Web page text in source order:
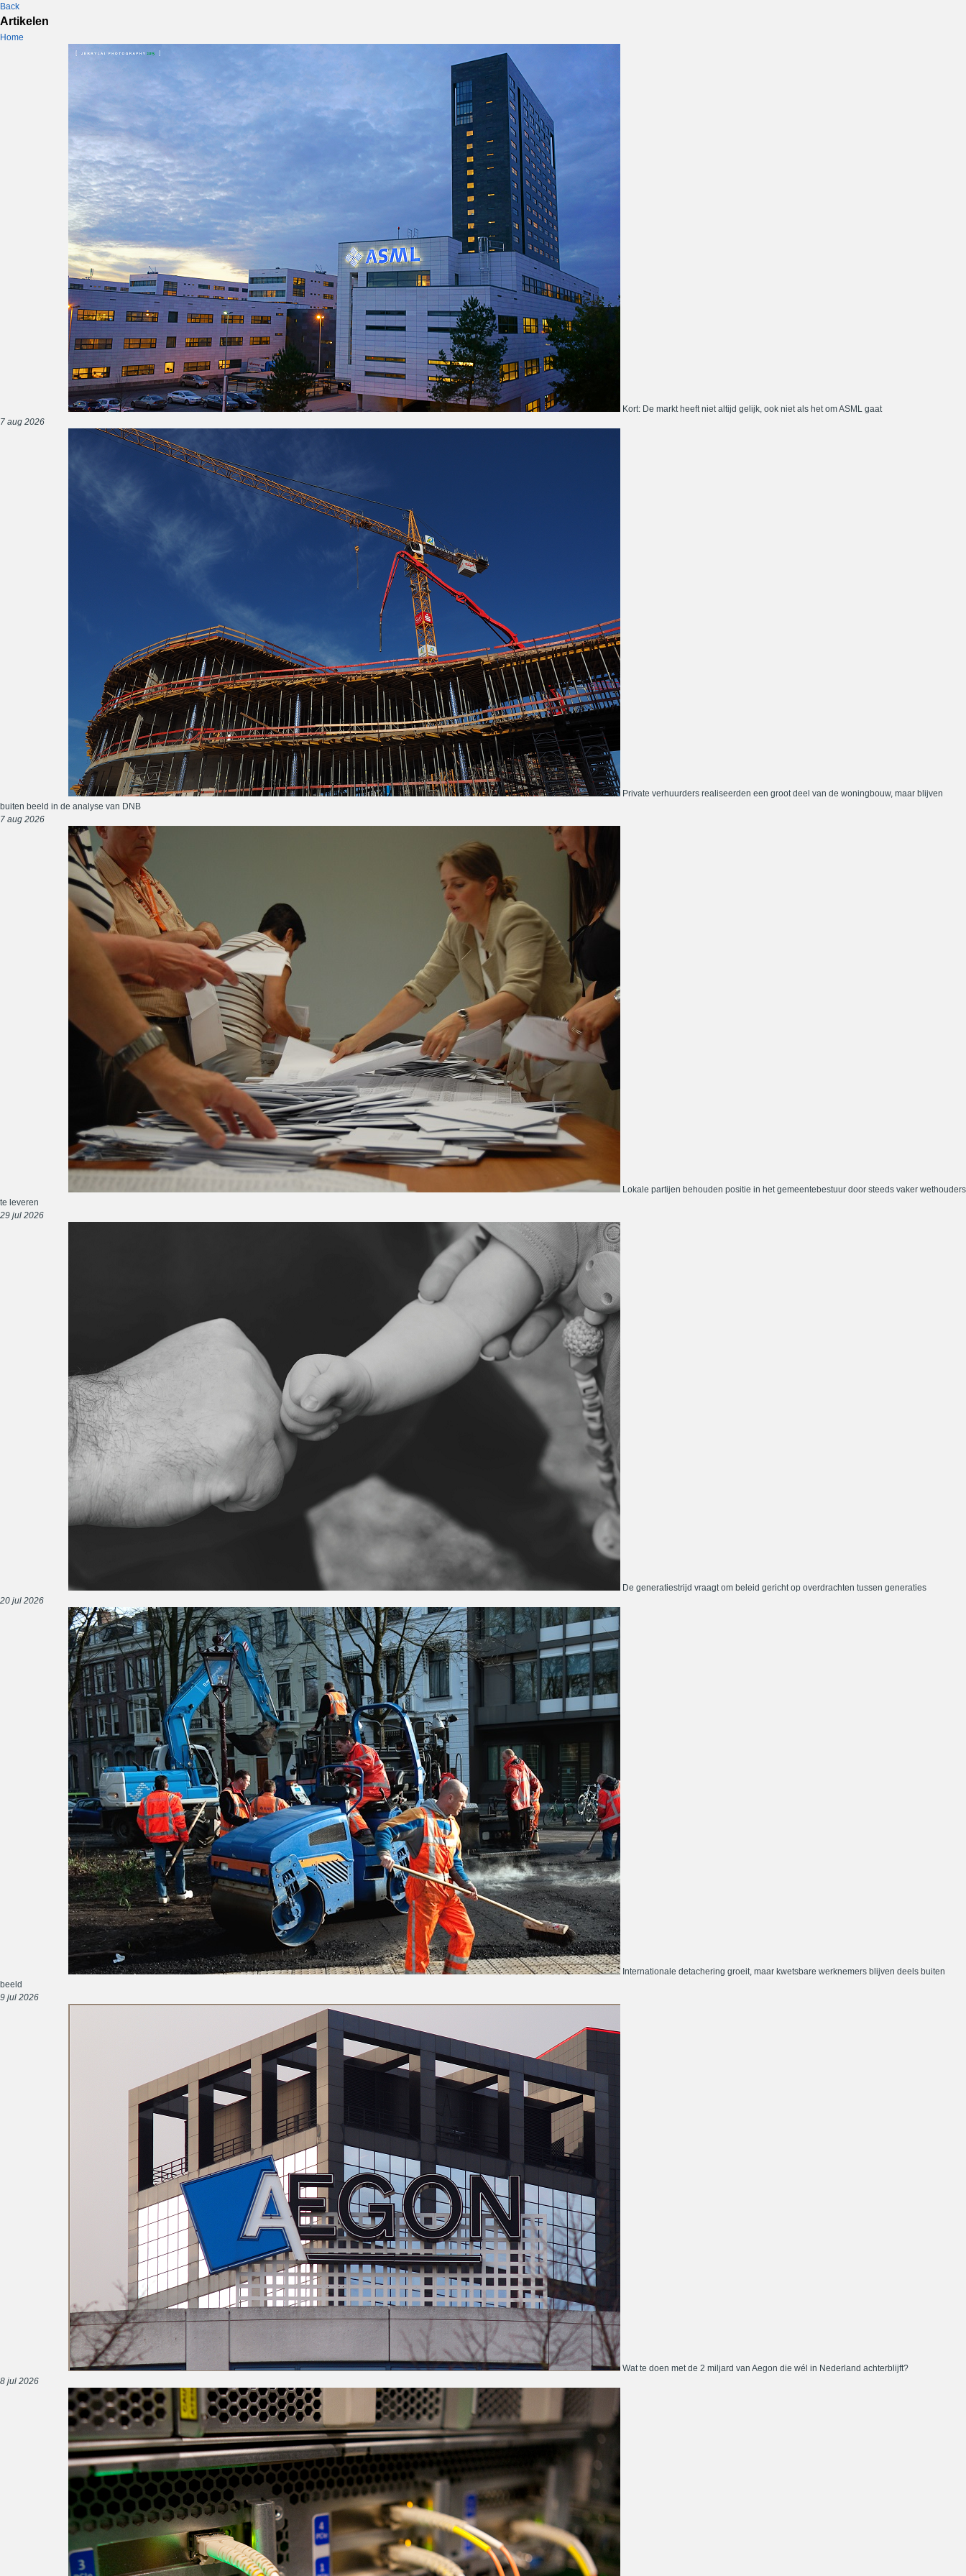
Back
Artikelen
Home
Kort: De markt heeft niet altijd gelijk, ook niet als het om ASML gaat
7 aug 2026
Private verhuurders realiseerden een groot deel van de woningbouw, maar blijven
buiten beeld in de analyse van DNB
7 aug 2026
Lokale partijen behouden positie in het gemeentebestuur door steeds vaker wethouders
te leveren
29 jul 2026
De generatiestrijd vraagt om beleid gericht op overdrachten tussen generaties
20 jul 2026
Internationale detachering groeit, maar kwetsbare werknemers blijven deels buiten
beeld
9 jul 2026
Wat te doen met de 2 miljard van Aegon die wél in Nederland achterblijft?
8 jul 2026